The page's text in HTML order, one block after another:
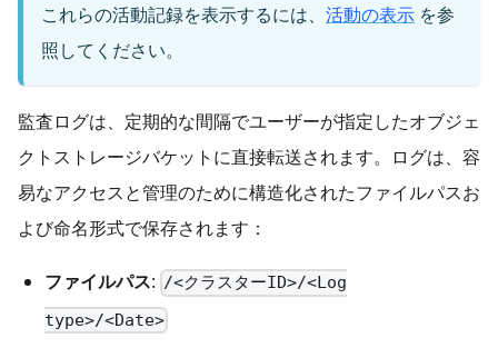
これらの活動記録を表示するには、 活動の表示 を参
照してください。
監査ログは、定期的な間隔でユーザーが指定したオブジェ
クトストレージバケットに直接転送されます。ログは、容
易なアクセスと管理のために構造化されたファイルパスお
よび命名形式で保存されます：
ファイルパス: /<クラスターID>/<Log
type>/<Date>